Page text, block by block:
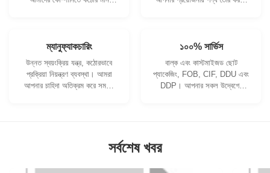
ম্যানুফ্যাকচারিং
উন্নত স্বয়ংক্রিয় যন্ত্র, কঠোরভাবে
প্রক্রিয়া নিয়ন্ত্রণ ব্যবস্থা। আমরা
আপনার চাহিদা অতিক্রম করে সমস্ত
১০০% সার্ভিস
বাল্ক এবং কাস্টমাইজড ছোট
প্যাকেজিং, FOB, CIF, DDU এবং
DDP। আপনার সকল উদ্বেগের
সর্বশেষ খবর